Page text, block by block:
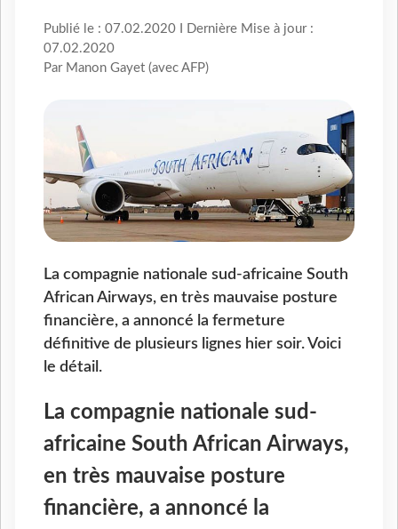
Publié le : 07.02.2020 I Dernière Mise à jour :
07.02.2020
Par Manon Gayet (avec AFP)
La compagnie nationale sud-africaine South
African Airways, en très mauvaise posture
financière, a annoncé la fermeture
définitive de plusieurs lignes hier soir. Voici
le détail.
La compagnie nationale sud-
africaine South African Airways,
en très mauvaise posture
financière, a annoncé la